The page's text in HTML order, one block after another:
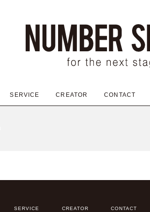
SERVICE CREATOR CONTACT
SERVICE CREATOR CONTACT